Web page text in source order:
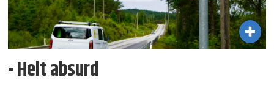
- Helt absurd